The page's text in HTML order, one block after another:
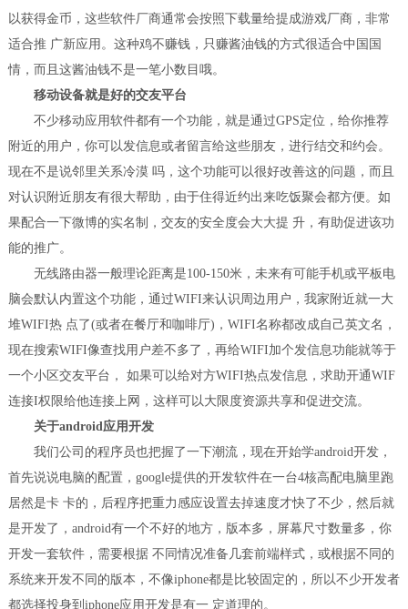
以获得金币，这些软件厂商通常会按照下载量给提成游戏厂商，非常
适合推 广新应用。这种鸡不赚钱，只赚酱油钱的方式很适合中国国
情，而且这酱油钱不是一笔小数目哦。
移动设备就是好的交友平台
不少移动应用软件都有一个功能，就是通过GPS定位，给你推荐
附近的用户，你可以发信息或者留言给这些朋友，进行结交和约会。
现在不是说邻里关系冷漠 吗，这个功能可以很好改善这的问题，而且
对认识附近朋友有很大帮助，由于住得近约出来吃饭聚会都方便。如
果配合一下微博的实名制，交友的安全度会大大提 升，有助促进该功
能的推广。
无线路由器一般理论距离是100-150米，未来有可能手机或平板电
脑会默认内置这个功能，通过WIFI来认识周边用户，我家附近就一大
堆WIFI热 点了(或者在餐厅和咖啡厅)，WIFI名称都改成自己英文名，
现在搜索WIFI像查找用户差不多了，再给WIFI加个发信息功能就等于
一个小区交友平台， 如果可以给对方WIFI热点发信息，求助开通WIF
连接I权限给他连接上网，这样可以大限度资源共享和促进交流。
关于android应用开发
我们公司的程序员也把握了一下潮流，现在开始学android开发，
首先说说电脑的配置，google提供的开发软件在一台4核高配电脑里跑
居然是卡 卡的，后程序把重力感应设置去掉速度才快了不少，然后就
是开发了，android有一个不好的地方，版本多，屏幕尺寸数量多，你
开发一套软件，需要根据 不同情况准备几套前端样式，或根据不同的
系统来开发不同的版本，不像iphone都是比较固定的，所以不少开发者
都选择投身到iphone应用开发是有一 定道理的。